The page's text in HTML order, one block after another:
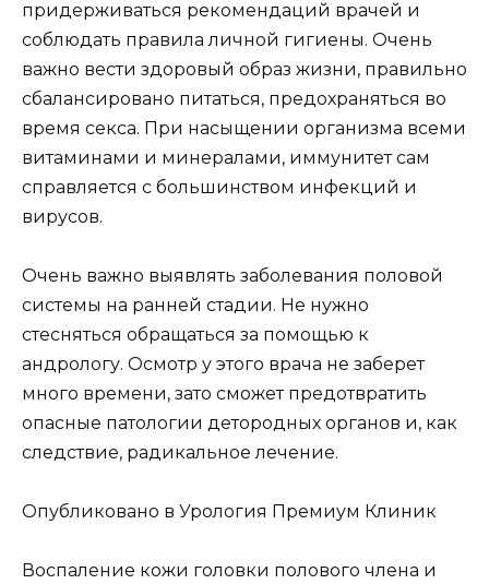
придерживаться рекомендаций врачей и
соблюдать правила личной гигиены. Очень
важно вести здоровый образ жизни, правильно
сбалансировано питаться, предохраняться во
время секса. При насыщении организма всеми
витаминами и минералами, иммунитет сам
справляется с большинством инфекций и
вирусов.
Очень важно выявлять заболевания половой
системы на ранней стадии. Не нужно
стесняться обращаться за помощью к
андрологу. Осмотр у этого врача не заберет
много времени, зато сможет предотвратить
опасные патологии детородных органов и, как
следствие, радикальное лечение.
Опубликовано в Урология Премиум Клиник
Воспаление кожи головки полового члена и